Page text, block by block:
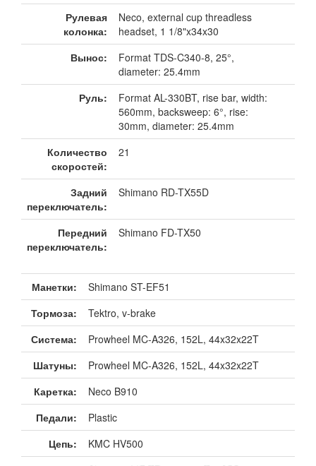
Рулевая
колонка:
Neco, external cup threadless
headset, 1 1/8"x34x30
Вынос:
Format TDS-C340-8, 25°,
diameter: 25.4mm
Руль:
Format AL-330BT, rise bar, width:
560mm, backsweep: 6°, rise:
30mm, diameter: 25.4mm
Количество
скоростей:
21
Задний
переключатель:
Shimano RD-TX55D
Передний
переключатель:
Shimano FD-TX50
Манетки:
Shimano ST-EF51
Тормоза:
Tektro, v-brake
Система:
Prowheel MC-A326, 152L, 44x32x22T
Шатуны:
Prowheel MC-A326, 152L, 44x32x22T
Каретка:
Neco B910
Педали:
Plastic
Цепь:
KMC HV500